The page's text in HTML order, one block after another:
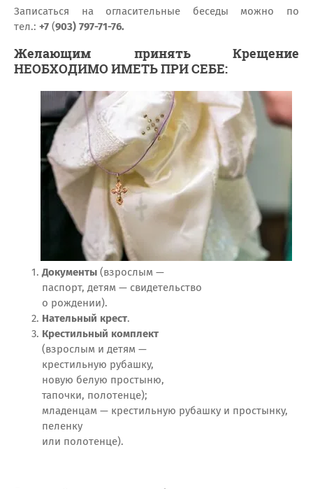
Записаться на огласительные беседы можно по
тел.: +7 (903) 797-71-76.
Желающим принять Крещение
НЕОБХОДИМО ИМЕТЬ ПРИ СЕБЕ:
Документы (взрослым —
паспорт, детям — свидетельство
о рождении).
Нательный крест.
Крестильный комплект
(взрослым и детям —
крестильную рубашку,
новую белую простыню,
тапочки, полотенце);
младенцам — крестильную рубашку и простынку,
пеленку
или полотенце).